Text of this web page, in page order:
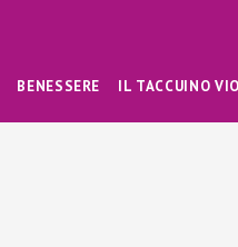
BENESSERE IL TACCUINO